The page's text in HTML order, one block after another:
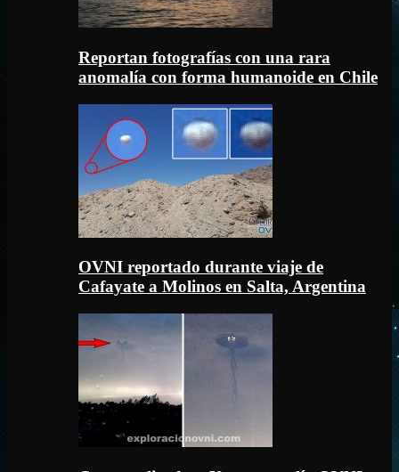
Reportan fotografías con una rara
anomalía con forma humanoide en Chile
OVNI reportado durante viaje de
Cafayate a Molinos en Salta, Argentina